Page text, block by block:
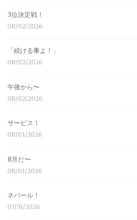
3位決定戦！
08/02/2026
「続ける事よ！」
08/02/2026
午後から〜
08/02/2026
サービス！
08/01/2026
8月だ〜
08/01/2026
ネパール！
07/31/2026